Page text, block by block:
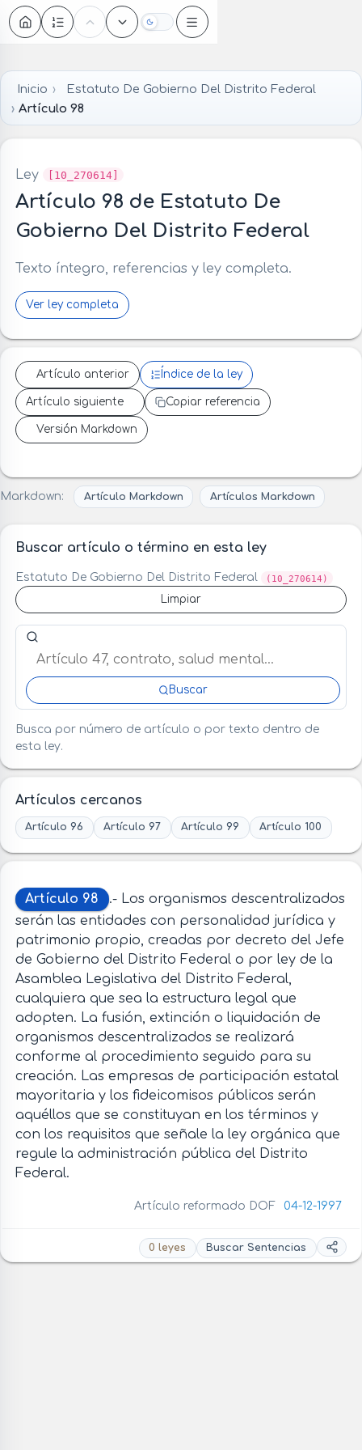
Oscuro
Inicio
Estatuto De Gobierno Del Distrito Federal
Artículo 98
Ley [10_270614]
Artículo 98 de Estatuto De
Gobierno Del Distrito Federal
Texto íntegro, referencias y ley completa.
Ver ley completa
Artículo anterior Índice de la ley
Artículo siguiente Copiar referencia
Versión Markdown
Markdown: Artículo Markdown Artículos Markdown
Buscar artículo o término en esta ley
Estatuto De Gobierno Del Distrito Federal (10_270614)
Limpiar
Buscar artículo o término en esta ley
Buscar
Busca por número de artículo o por texto dentro de
esta ley.
Artículos cercanos
Artículo 96 Artículo 97 Artículo 99 Artículo 100
Artículo 98
.- Los organismos descentralizados
serán las entidades con personalidad jurídica y
patrimonio propio, creadas por decreto del Jefe
de Gobierno del Distrito Federal o por ley de la
Asamblea Legislativa del Distrito Federal,
cualquiera que sea la estructura legal que
adopten. La fusión, extinción o liquidación de
organismos descentralizados se realizará
conforme al procedimiento seguido para su
creación. Las empresas de participación estatal
mayoritaria y los fideicomisos públicos serán
aquéllos que se constituyan en los términos y
con los requisitos que señale la ley orgánica que
regule la administración pública del Distrito
Federal.
Artículo reformado DOF 04-12-1997
0 leyes Buscar Sentencias